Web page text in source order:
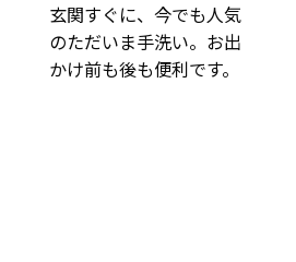
玄関すぐに、今でも人気
のただいま手洗い。お出
かけ前も後も便利です。